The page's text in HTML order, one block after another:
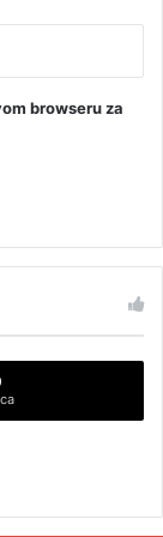
browseru za